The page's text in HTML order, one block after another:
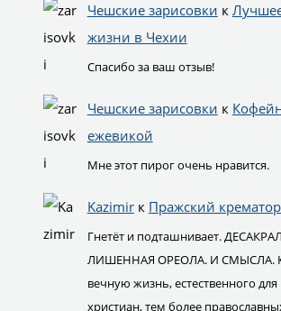
Чешские зарисовки к
жизни в Чехии
Спасибо за ваш отзыв!
Чешские зарисовки к
ежевикой
Мне этот пирог очень нравится.
Kazimirк Пражский
Гнетёт и подташнивает.
ЛИШЕННАЯ ОРЕОЛА. И СМЫСЛА.
вечную жизнь, естественного
христиан, тем более